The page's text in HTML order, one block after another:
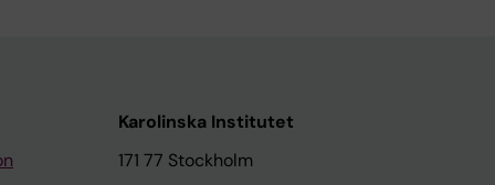
Karolinska Institutet
171 77 Stockholm